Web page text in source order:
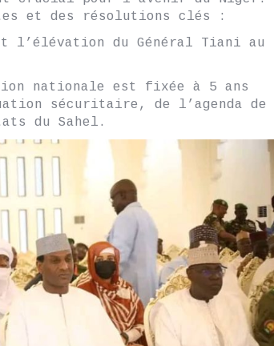
et des résolutions clés :
l’élévation du Général Tiani au
nationale est fixée à 5 ans
sécuritaire, de l’agenda de
du Sahel.